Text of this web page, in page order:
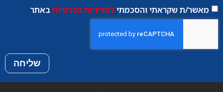
מאשר/ת שקראתי והסכמתילמדיניות הפרטיותבאתר
שליחה